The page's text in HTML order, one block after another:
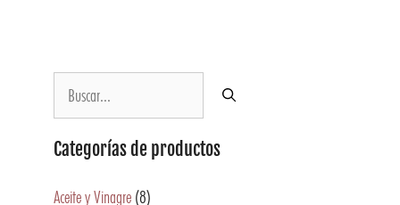
Categorías de productos
Aceite y Vinagre (8)